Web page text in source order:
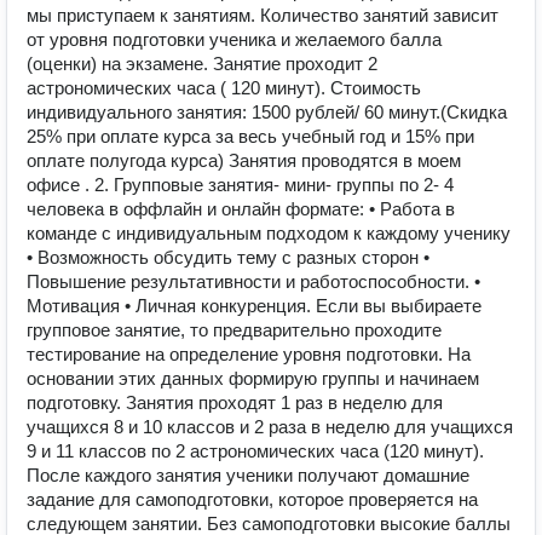
мы приступаем к занятиям. Количество занятий зависит
от уровня подготовки ученика и желаемого балла
(оценки) на экзамене. Занятие проходит 2
астрономических часа ( 120 минут). Стоимость
индивидуального занятия: 1500 рублей/ 60 минут.(Скидка
25% при оплате курса за весь учебный год и 15% при
оплате полугода курса) Занятия проводятся в моем
офисе . 2. Групповые занятия- мини- группы по 2- 4
человека в оффлайн и онлайн формате: • Работа в
команде с индивидуальным подходом к каждому ученику
• Возможность обсудить тему с разных сторон •
Повышение результативности и работоспособности. •
Мотивация • Личная конкуренция. Если вы выбираете
групповое занятие, то предварительно проходите
тестирование на определение уровня подготовки. На
основании этих данных формирую группы и начинаем
подготовку. Занятия проходят 1 раз в неделю для
учащихся 8 и 10 классов и 2 раза в неделю для учащихся
9 и 11 классов по 2 астрономических часа (120 минут).
После каждого занятия ученики получают домашние
задание для самоподготовки, которое проверяется на
следующем занятии. Без самоподготовки высокие баллы